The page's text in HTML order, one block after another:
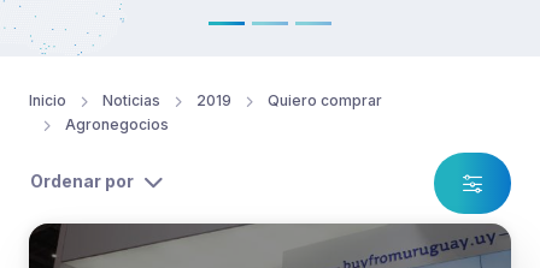
Inicio Noticias 2019
Quiero comprar
Agronegocios
Ordenar por